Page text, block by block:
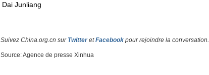
Dai Junliang
Suivez China.org.cn sur TwitteretFacebook pour rejoindre la conversation.
Source: Agence de presse Xinhua